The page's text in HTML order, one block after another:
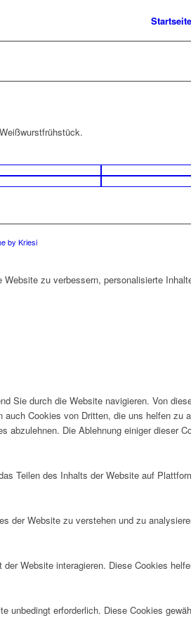
Startseite
by Kriesi
zu verbessern, personalisierte
Sie durch die Website navigieren. Von
Cookies von Dritten, die uns helfen
Die Ablehnung einiger dieser
Teilen des Inhalts der Website auf
der Website zu verstehen und zu
Website interagieren. Diese Cookies
unbedingt erforderlich. Diese Cookies